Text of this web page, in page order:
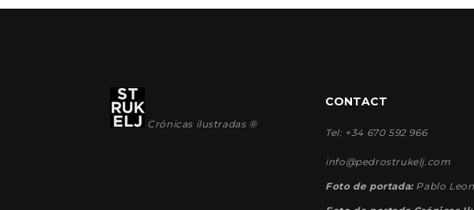
Crónicas ilustradas ®
CONTACT
Tel: +34 670 592 966
info@pedrostrukelj.com
Foto de portada: Pablo